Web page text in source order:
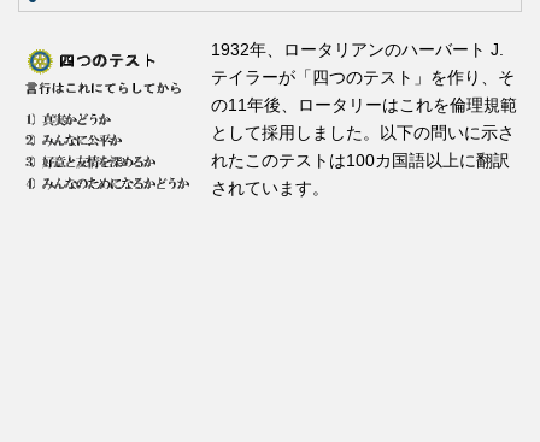
1932年、ロータリアンのハーバート J.
テイラーが「四つのテスト」を作り、そ
の11年後、ロータリーはこれを倫理規範
として採用しました。以下の問いに示さ
れたこのテストは100カ国語以上に翻訳
されています。